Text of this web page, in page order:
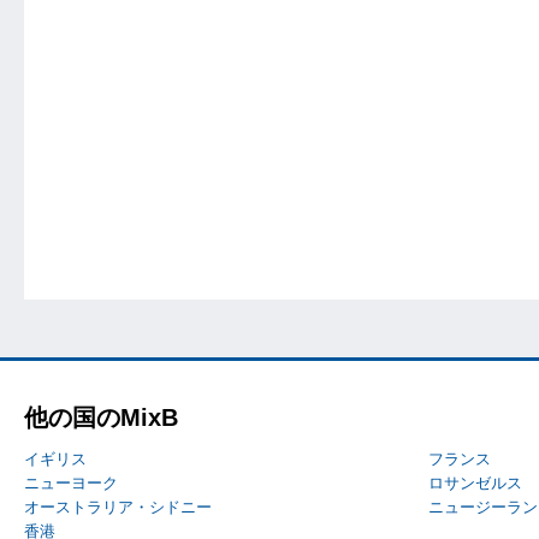
他の国のMixB
イギリス フランス
ニューヨーク
ロサンゼルス
オーストラリア・シドニー
ニュージーラ
香港